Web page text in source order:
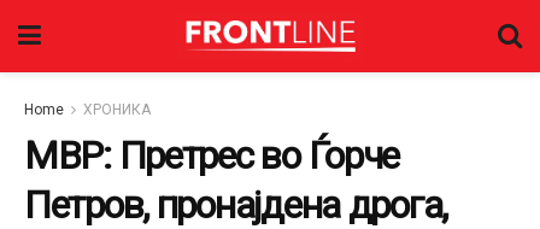
Home ХРОНИКА
МВР: Претрес во Ѓорче
Петров, пронајдена дрога,